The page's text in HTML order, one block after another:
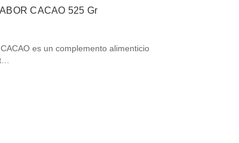
CACAO 525 Gr
es un complemento alimenticio